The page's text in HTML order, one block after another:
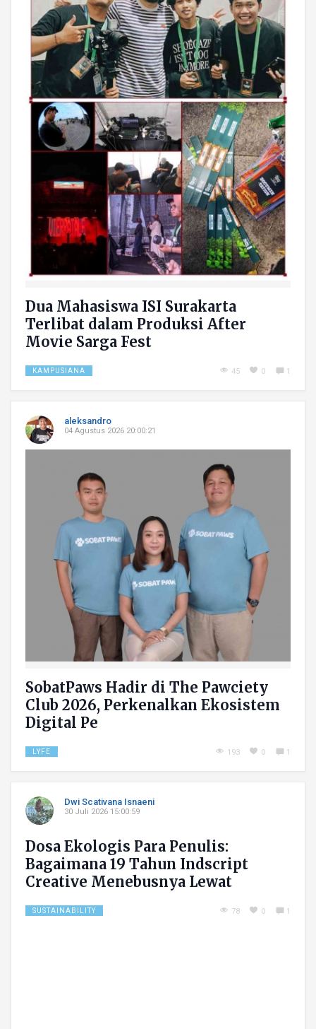
Dua Mahasiswa ISI Surakarta
Terlibat dalam Produksi After
Movie Sarga Fest
KAMPUSIANA 45 0 1
aleksandro
04 Agustus 2026 20:00:21
SobatPaws Hadir di The Pawciety
Club 2026, Perkenalkan Ekosistem
Digital Pe
LYFE 193 0 1
Dwi Scativana Isnaeni
30 Juli 2026 15:00:59
Dosa Ekologis Para Penulis:
Bagaimana 19 Tahun Indscript
Creative Menebusnya Lewat
SUSTAINABILITY 78 0 1